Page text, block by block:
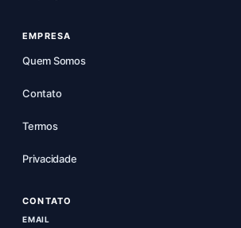
EMPRESA
Quem Somos
Contato
Termos
Privacidade
CONTATO
EMAIL